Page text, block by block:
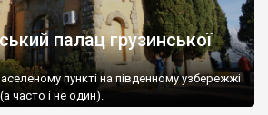
палац грузинської
пункті на південному узбережжі
часто і не один).